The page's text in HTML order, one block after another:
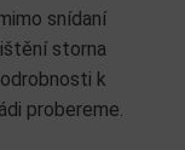
snídaní
storna
k
probereme.